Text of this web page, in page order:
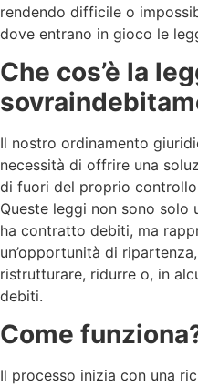
rendendo difficile o
dove entrano in gioco le
Che cos’è la
Il nostro ordinamento
necessità di offrire una
di fuori del proprio
Queste leggi non sono solo
ha contratto debiti, ma
un’opportunità di
ristrutturare, ridurre o, in
debiti.
Come
Il processo inizia con una